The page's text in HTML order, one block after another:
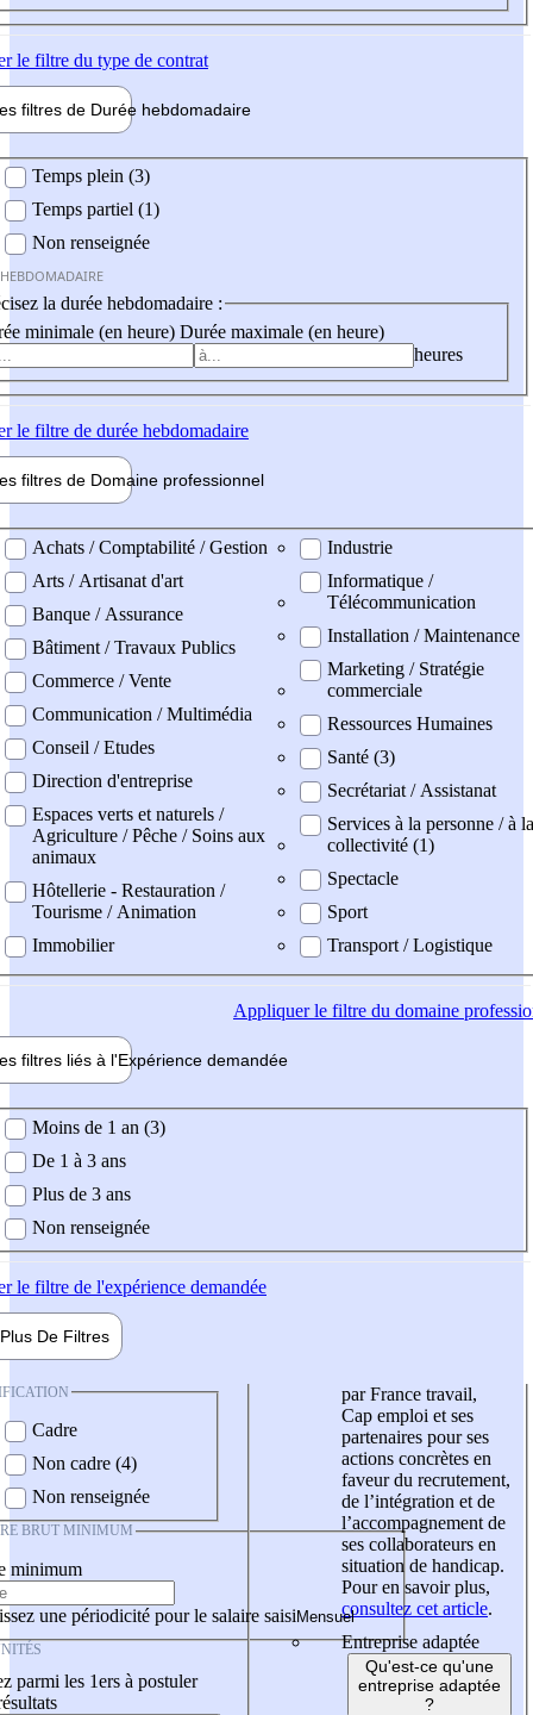
le filtre du type de contrat
filtres de Durée hebdomadaire
Temps plein (3)
Temps partiel (1)
Non renseignée
la durée hebdomadaire :
minimale (en heure) Durée maximale (en heure)
heures
le filtre de durée hebdomadaire
filtres de Domaine professionnel
professionel
Achats / Comptabilité / Gestion
Arts / Artisanat d'art
Banque / Assurance
Bâtiment / Travaux Publics
Commerce / Vente
Communication / Multimédia
Conseil / Etudes
Direction d'entreprise
Espaces verts et naturels /
Agriculture / Pêche / Soins aux
animaux
Hôtellerie - Restauration /
Tourisme / Animation
Immobilier
Industrie
Informatique /
Télécommunication
Installation / Maintenance
Marketing / Stratégie
commerciale
Ressources Humaines
Santé (3)
Secrétariat / Assistanat
Services à la personne / à la
collectivité (1)
Spectacle
Sport
Transport / Logistique
Appliquerle filtre du domaine
filtres liés à l'Expérience demandée
demandée
Moins de 1 an (3)
De 1 à 3 ans
Plus de 3 ans
Non renseignée
le filtre de l'expérience demandée
Plus De Filtres
Cadre
Non cadre (4)
Non renseignée
BRUT MINIMUM
minimum
une périodicité pour le salaire saisi
parmi les 1ers à postuler
par France travail,
Cap emploi et ses
partenaires pour ses
actions concrètes en
faveur du recrutement,
de l’intégration et de
l’accompagnement de
ses collaborateurs en
situation de handicap.
Pour en savoir plus,
consultez cet article.
Entreprise adaptée
Qu'est-ce qu'une
entreprise adaptée
?